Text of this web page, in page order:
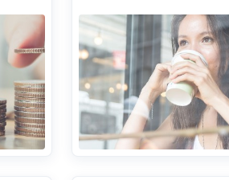
rubriek vind je
verschillende
voor KBC Mobile